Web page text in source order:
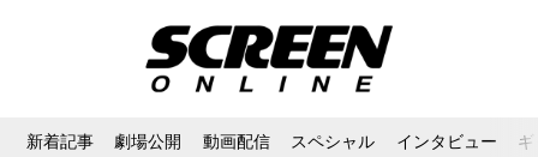
新着記事 劇場公開 動画配信 スペシャル インタビュー